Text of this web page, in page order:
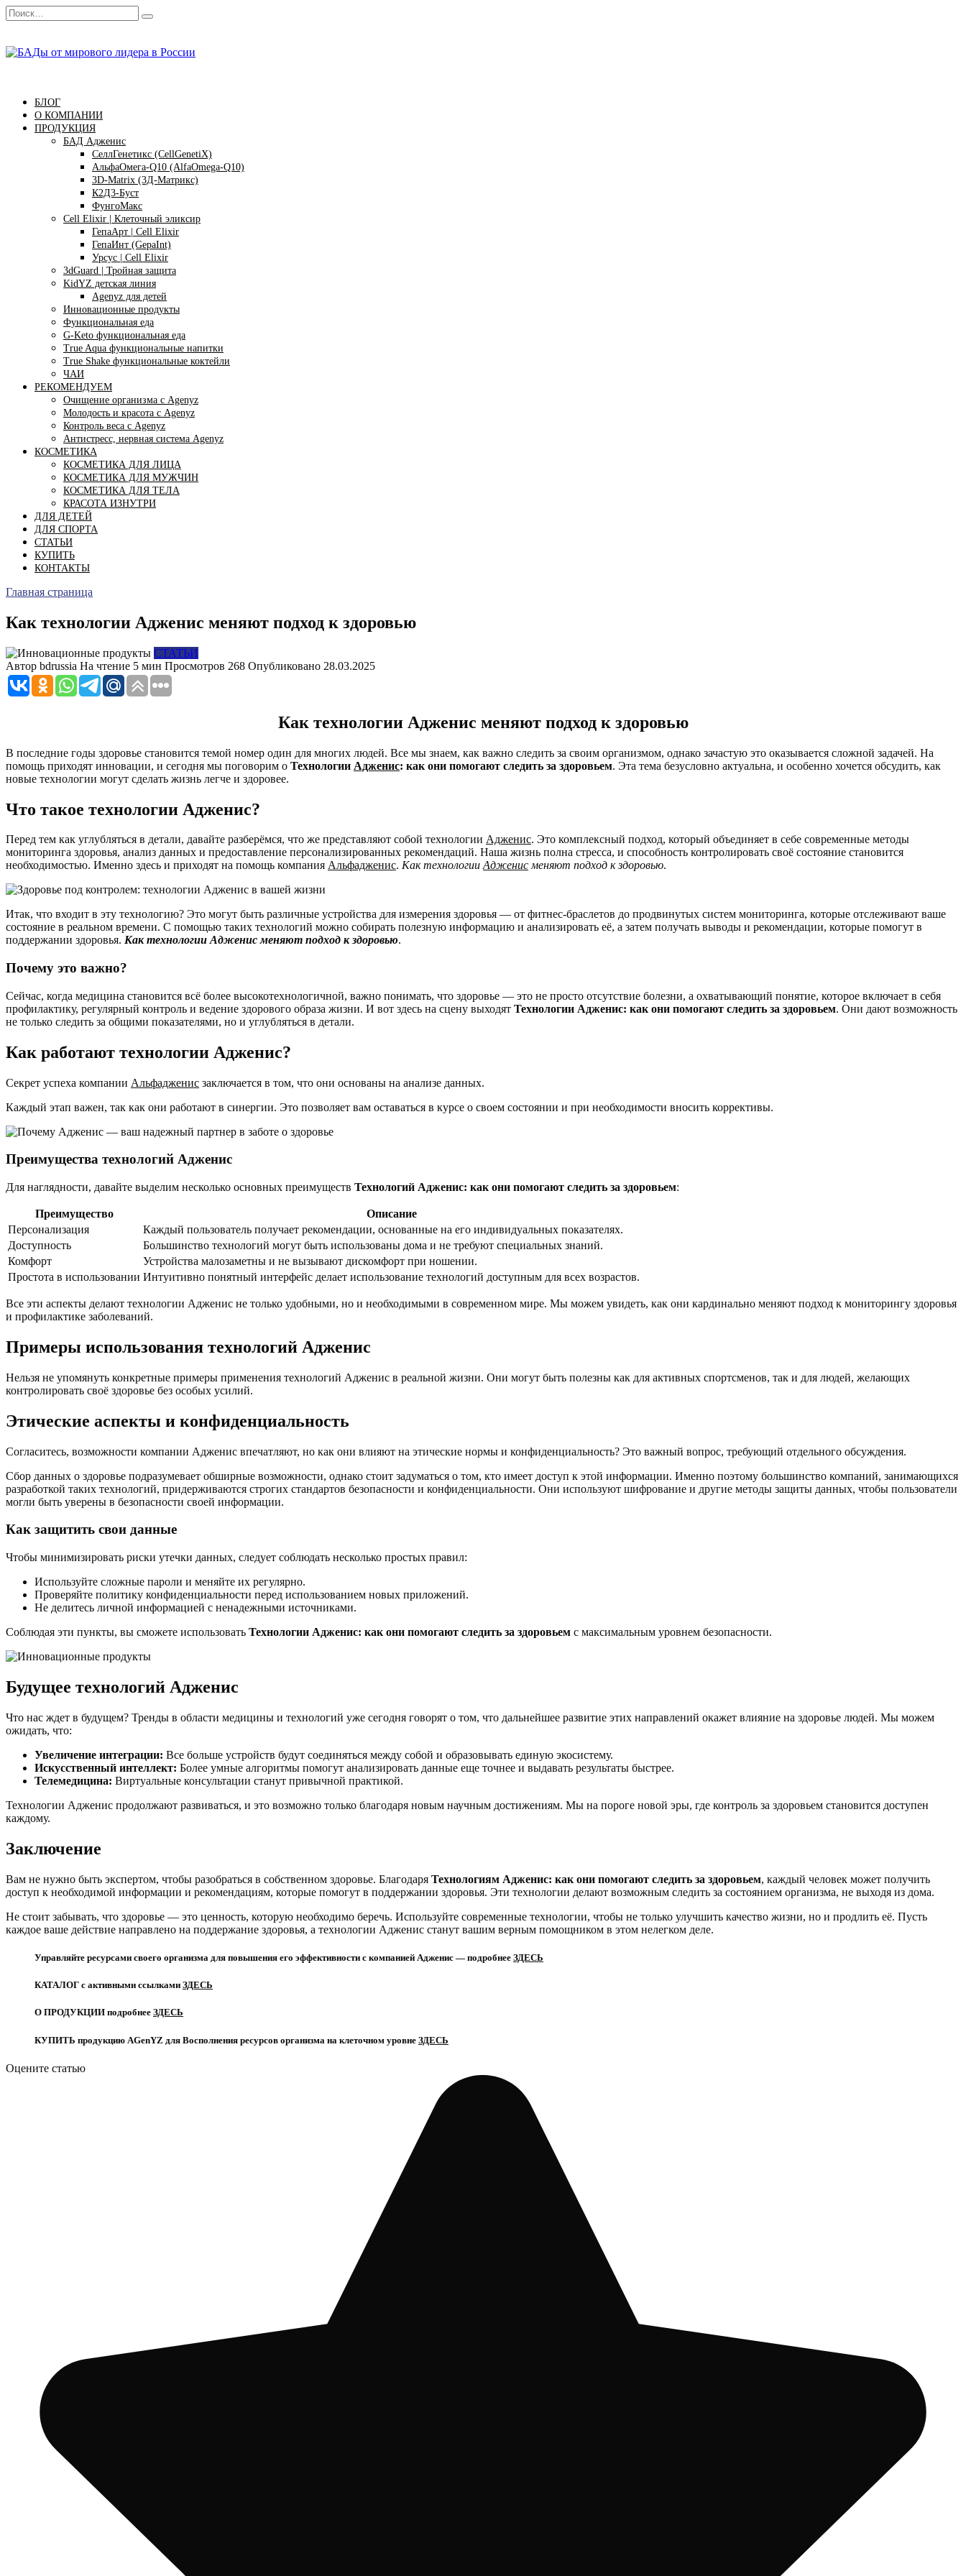
Перейти
к
Search
for:
БЛОГ
О КОМПАНИИ
ПРОДУКЦИЯ
БАД Адженис
СеллГенетикс (CellGenetiX)
АльфаОмега-Q10 (AlfaOmega-Q10)
3D-Matrix (3Д-Матрикс)
К2Д3-Буст
ФунгоМакс
Cell Elixir | Клеточный эликсир
ГепаАрт | Cell Elixir
ГепаИнт (GepaInt)
Урсус | Cell Elixir
3dGuard | Тройная защита
KidYZ детская линия
Agenyz для детей
Инновационные продукты
Функциональная еда
G-Keto функциональная еда
True Aqua функциональные напитки
True Shake функциональные коктейли
ЧАИ
РЕКОМЕНДУЕМ
Очищение организма с Agenyz
Молодость и красота с Agenyz
Контроль веса с Agenyz
Антистресс, нервная система Agenyz
КОСМЕТИКА
КОСМЕТИКА ДЛЯ ЛИЦА
КОСМЕТИКА ДЛЯ МУЖЧИН
КОСМЕТИКА ДЛЯ ТЕЛА
КРАСОТА ИЗНУТРИ
ДЛЯ ДЕТЕЙ
ДЛЯ СПОРТА
СТАТЬИ
КУПИТЬ
КОНТАКТЫ
Главная страница
Как технологии Адженис меняют подход к здоровью
СТАТЬИ
Автор bdrussia На чтение 5 мин Просмотров 268 Опубликовано 28.03.2025
Как технологии Адженис меняют подход к здоровью
В последние годы здоровье становится темой номер один для многих людей. Все мы знаем, как важно следить за своим организмом, однако зачастую это оказывается сложной задачей. На
помощь приходят инновации, и сегодня мы поговорим о Технологии Адженис: как они помогают следить за здоровьем. Эта тема безусловно актуальна, и особенно хочется обсудить, как
новые технологии могут сделать жизнь легче и здоровее.
Что такое технологии Адженис?
Перед тем как углубляться в детали, давайте разберёмся, что же представляют собой технологии Адженис. Это комплексный подход, который объединяет в себе современные методы
мониторинга здоровья, анализ данных и предоставление персонализированных рекомендаций. Наша жизнь полна стресса, и способность контролировать своё состояние становится
необходимостью. Именно здесь и приходят на помощь компания Альфадженис. Как технологииАдженисменяют подход к здоровью.
Итак, что входит в эту технологию? Это могут быть различные устройства для измерения здоровья — от фитнес-браслетов до продвинутых систем мониторинга, которые отслеживают ваше
состояние в реальном времени. С помощью таких технологий можно собирать полезную информацию и анализировать её, а затем получать выводы и рекомендации, которые помогут в
поддержании здоровья. Как технологии Адженис меняют подход к здоровью.
Почему это важно?
Сейчас, когда медицина становится всё более высокотехнологичной, важно понимать, что здоровье — это не просто отсутствие болезни, а охватывающий понятие, которое включает в себя
профилактику, регулярный контроль и ведение здорового образа жизни. И вот здесь на сцену выходят Технологии Адженис: как они помогают следить за здоровьем. Они дают возможность
не только следить за общими показателями, но и углубляться в детали.
Как работают технологии Адженис?
Секрет успеха компании Альфадженис заключается в том, что они основаны на анализе данных.
Каждый этап важен, так как они работают в синергии. Это позволяет вам оставаться в курсе о своем состоянии и при необходимости вносить коррективы.
Преимущества технологий Адженис
Для наглядности, давайте выделим несколько основных преимуществ Технологий Адженис: как они помогают следить за здоровьем:
Преимущество
Описание
Персонализация
Каждый пользователь получает рекомендации, основанные на его индивидуальных показателях.
Доступность
Большинство технологий могут быть использованы дома и не требуют специальных знаний.
Комфорт
Устройства малозаметны и не вызывают дискомфорт при ношении.
Простота в использовании Интуитивно понятный интерфейс делает использование технологий доступным для всех возрастов.
Все эти аспекты делают технологии Адженис не только удобными, но и необходимыми в современном мире. Мы можем увидеть, как они кардинально меняют подход к мониторингу здоровья
и профилактике заболеваний.
Примеры использования технологий Адженис
Нельзя не упомянуть конкретные примеры применения технологий Адженис в реальной жизни. Они могут быть полезны как для активных спортсменов, так и для людей, желающих
контролировать своё здоровье без особых усилий.
Этические аспекты и конфиденциальность
Согласитесь, возможности компании Адженис впечатляют, но как они влияют на этические нормы и конфиденциальность? Это важный вопрос, требующий отдельного обсуждения.
Сбор данных о здоровье подразумевает обширные возможности, однако стоит задуматься о том, кто имеет доступ к этой информации. Именно поэтому большинство компаний, занимающихся
разработкой таких технологий, придерживаются строгих стандартов безопасности и конфиденциальности. Они используют шифрование и другие методы защиты данных, чтобы пользователи
могли быть уверены в безопасности своей информации.
Как защитить свои данные
Чтобы минимизировать риски утечки данных, следует соблюдать несколько простых правил:
Используйте сложные пароли и меняйте их регулярно.
Проверяйте политику конфиденциальности перед использованием новых приложений.
Не делитесь личной информацией с ненадежными источниками.
Соблюдая эти пункты, вы сможете использовать Технологии Адженис: как они помогают следить за здоровьем с максимальным уровнем безопасности.
Будущее технологий Адженис
Что нас ждет в будущем? Тренды в области медицины и технологий уже сегодня говорят о том, что дальнейшее развитие этих направлений окажет влияние на здоровье людей. Мы можем
ожидать, что:
Увеличение интеграции: Все больше устройств будут соединяться между собой и образовывать единую экосистему.
Искусственный интеллект: Более умные алгоритмы помогут анализировать данные еще точнее и выдавать результаты быстрее.
Телемедицина: Виртуальные консультации станут привычной практикой.
Технологии Адженис продолжают развиваться, и это возможно только благодаря новым научным достижениям. Мы на пороге новой эры, где контроль за здоровьем становится доступен
каждому.
Заключение
Вам не нужно быть экспертом, чтобы разобраться в собственном здоровье. Благодаря Технологиям Адженис: как они помогают следить за здоровьем, каждый человек может получить
доступ к необходимой информации и рекомендациям, которые помогут в поддержании здоровья. Эти технологии делают возможным следить за состоянием организма, не выходя из дома.
Не стоит забывать, что здоровье — это ценность, которую необходимо беречь. Используйте современные технологии, чтобы не только улучшить качество жизни, но и продлить её. Пусть
каждое ваше действие направлено на поддержание здоровья, а технологии Адженис станут вашим верным помощником в этом нелегком деле.
Управляйте ресурсами своего организма для повышения его эффективности с компанией Адженис — подробнее ЗДЕСЬ
КАТАЛОГ с активными ссылками ЗДЕСЬ
О ПРОДУКЦИИ подробнее ЗДЕСЬ
КУПИТЬ продукцию AGenYZ для Восполнения ресурсов организма на клеточном уровне ЗДЕСЬ
Оцените статью